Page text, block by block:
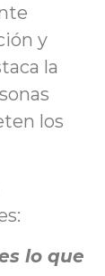
y
la
los
lo que